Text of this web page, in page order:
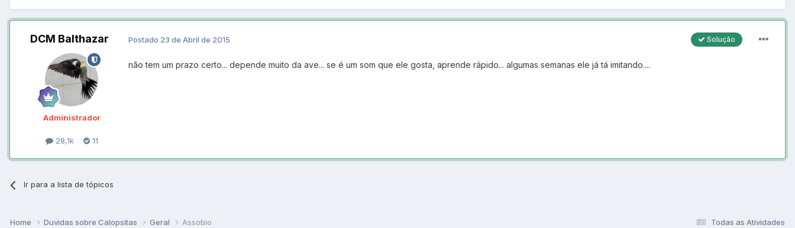
DCM Balthazar
Administrador
28,1k 11
Solução
Postado 23 de Abril de 2015
não tem um prazo certo... depende muito da ave... se é um som que ele gosta, aprende rápido... algumas semanas ele já tá imitando....
Ir para a lista de tópicos
Todas as Atividades
Home Duvidas sobre Calopsitas Geral Assobio